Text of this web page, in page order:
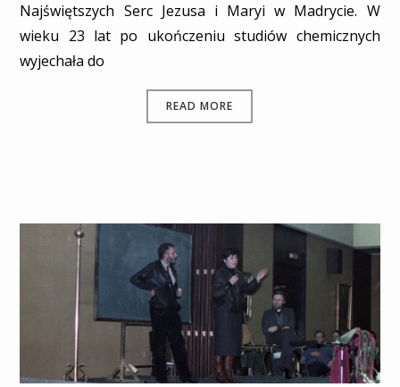
Najświętszych Serc Jezusa i Maryi w Madrycie. W
wieku 23 lat po ukończeniu studiów chemicznych
wyjechała do
READ MORE